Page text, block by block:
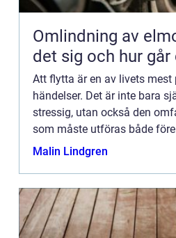
Omlindning av elmotor
det sig och hur
Att flytta är en av livets mest
händelser. Det är inte bara
stressig, utan också den
som måste utföras både
flyttprocessen. Just
Malin Lindgren